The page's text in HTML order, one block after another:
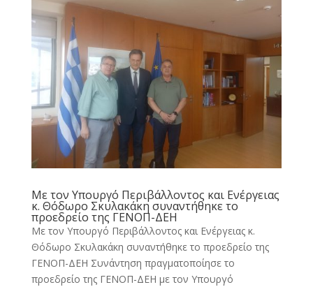
Με τον Υπουργό Περιβάλλοντος και Ενέργειας
κ. Θόδωρο Σκυλακάκη συναντήθηκε το
προεδρείο της ΓΕΝΟΠ-ΔΕΗ
Με τον Υπουργό Περιβάλλοντος και Ενέργειας κ.
Θόδωρο Σκυλακάκη συναντήθηκε το προεδρείο της
ΓΕΝΟΠ-ΔΕΗ Συνάντηση πραγματοποίησε το
προεδρείο της ΓΕΝΟΠ-ΔΕΗ με τον Υπουργό